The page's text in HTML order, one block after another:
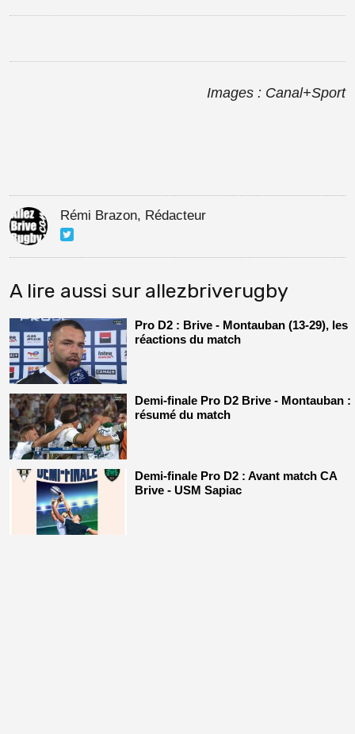
Images : Canal+Sport
Rémi Brazon, Rédacteur
A lire aussi sur allezbriverugby
Pro D2 : Brive - Montauban (13-29), les
réactions du match
Demi-finale Pro D2 Brive - Montauban :
résumé du match
Demi-finale Pro D2 : Avant match CA
Brive - USM Sapiac